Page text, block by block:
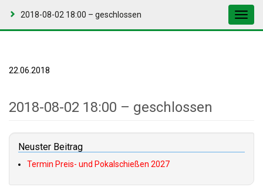
2018-08-02 18:00 – geschlossen
22.06.2018
2018-08-02 18:00 – geschlossen
Neuster Beitrag
Termin Preis- und Pokalschießen 2027